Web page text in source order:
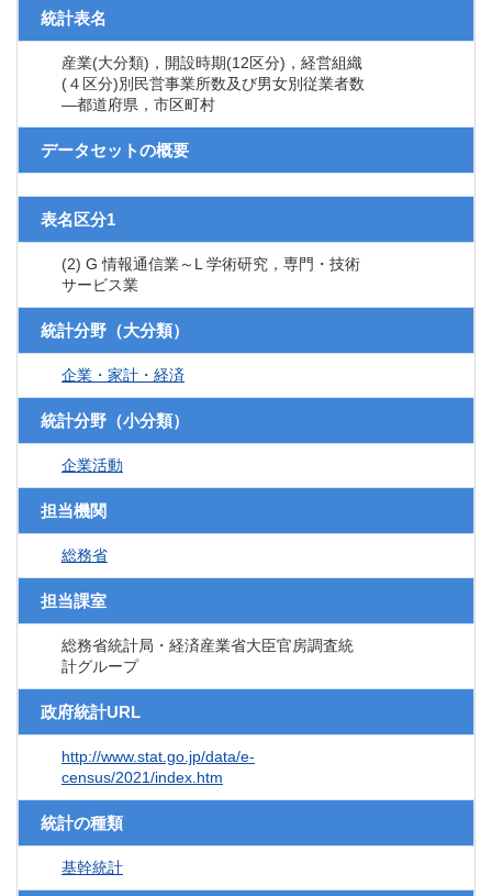
統計表名
産業(大分類)，開設時期(12区分)，経営組織
(４区分)別民営事業所数及び男女別従業者数
―都道府県，市区町村
データセットの概要
表名区分1
(2) G 情報通信業～L 学術研究，専門・技術
サービス業
統計分野（大分類）
企業・家計・経済
統計分野（小分類）
企業活動
担当機関
総務省
担当課室
総務省統計局・経済産業省大臣官房調査統
計グループ
政府統計URL
http://www.stat.go.jp/data/e-
census/2021/index.htm
統計の種類
基幹統計